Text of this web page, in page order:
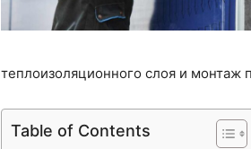
теплоизоляционного слоя и монтаж
Table of Contents